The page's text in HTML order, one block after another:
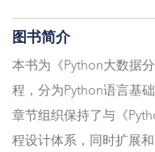
图书简介
本书为《Python大数据
程，分为Python语言基
章节组织保持了与《
程设计体系，同时扩展